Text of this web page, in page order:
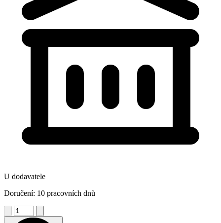
U dodavatele
Doručení: 10 pracovních dnů